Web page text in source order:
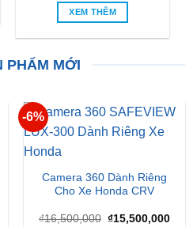
XEM THÊM
PHẨM MỚI
-6%
Camera 360 Dành Riêng
Cho Xe Honda CRV
₫16,500,000 Giá
₫15,500,000Giá